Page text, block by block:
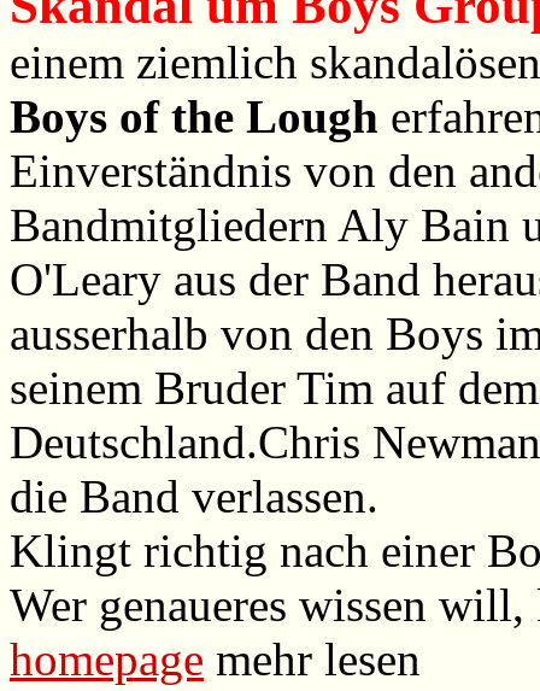
einem ziemlich
Boys of the Lough
Einverständnis von den
Bandmitgliedern Aly Bain
O'Leary aus der Band
ausserhalb von den Boys
seinem Bruder Tim auf
Deutschland.Chris
die Band verlassen.
Klingt richtig nach einer
Wer genaueres wissen
homepage mehr lesen